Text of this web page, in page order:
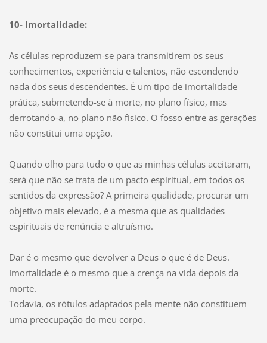
10- Imortalidade:
As células reproduzem-se para transmitirem os seus
conhecimentos, experiência e talentos, não escondendo
nada dos seus descendentes. É um tipo de imortalidade
prática, submetendo-se à morte, no plano físico, mas
derrotando-a, no plano não físico. O fosso entre as gerações
não constitui uma opção.
Quando olho para tudo o que as minhas células aceitaram,
será que não se trata de um pacto espiritual, em todos os
sentidos da expressão? A primeira qualidade, procurar um
objetivo mais elevado, é a mesma que as qualidades
espirituais de renúncia e altruísmo.
Dar é o mesmo que devolver a Deus o que é de Deus.
Imortalidade é o mesmo que a crença na vida depois da
morte.
Todavia, os rótulos adaptados pela mente não constituem
uma preocupação do meu corpo.